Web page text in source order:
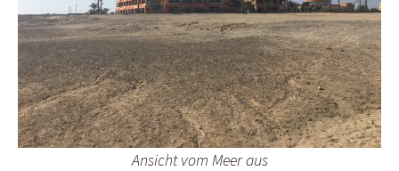
Ansicht vom Meer aus